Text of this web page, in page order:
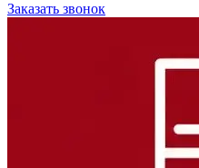
Заказать звонок